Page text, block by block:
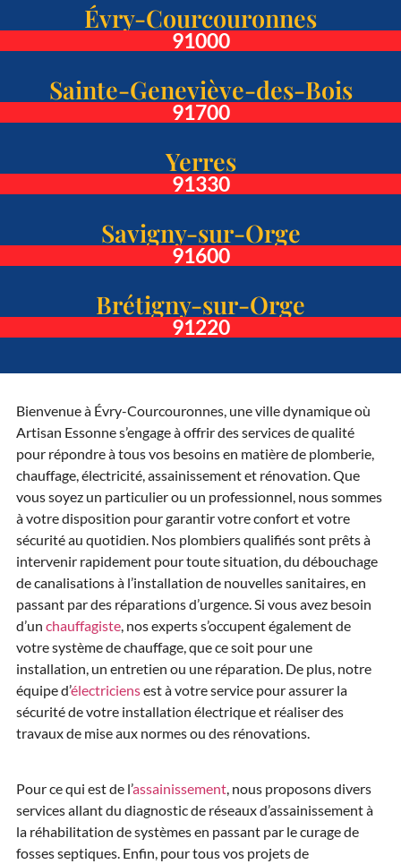
Évry-Courcouronnes
91000
Sainte-Geneviève-des-Bois
91700
Yerres
91330
Savigny-sur-Orge
91600
Brétigny-sur-Orge
91220
Bienvenue à Évry-Courcouronnes, une ville dynamique où
Artisan Essonne s’engage à offrir des services de qualité
pour répondre à tous vos besoins en matière de plomberie,
chauffage, électricité, assainissement et rénovation. Que
vous soyez un particulier ou un professionnel, nous sommes
à votre disposition pour garantir votre confort et votre
sécurité au quotidien. Nos plombiers qualifiés sont prêts à
intervenir rapidement pour toute situation, du débouchage
de canalisations à l’installation de nouvelles sanitaires, en
passant par des réparations d’urgence. Si vous avez besoin
d’un chauffagiste , nos experts s’occupent également de
votre système de chauffage, que ce soit pour une
installation, un entretien ou une réparation. De plus, notre
équipe d’électriciensest à votre service pour assurer la
sécurité de votre installation électrique et réaliser des
travaux de mise aux normes ou des rénovations.
Pour ce qui est de l’assainissement, nous proposons divers
services allant du diagnostic de réseaux d’assainissement à
la réhabilitation de systèmes en passant par le curage de
fosses septiques. Enfin, pour tous vos projets de